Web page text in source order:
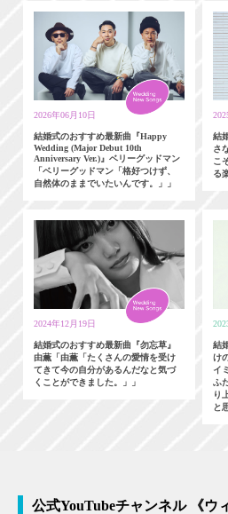
2026年06月10日
結婚式のおすすめ最新曲『Happy
Wedding (Major Debut 10th
Anniversary Ver.)』ベリーグッドマン
「ベリーグッドマン「格好つけず、
自然体のままでいたいんです。」」
結
さ
こ
る
2024年12月19日
結婚式のおすすめ最新曲『勿忘草』
由薫「由薫「たくさんの愛情を受け
てきて今の自分があるんだなと気づ
くことができました。」」
結
け
イ
ふ
り
と
公式YouTubeチャンネル 《ウ